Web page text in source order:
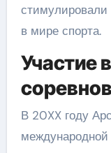
в мире спорта.
Участие
В 20XX году
международной